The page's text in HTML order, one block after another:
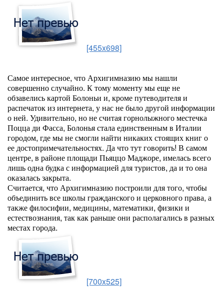
[455x698]
Самое интересное, что Архигимназию мы нашли
совершенно случайно. К тому моменту мы еще не
обзавелись картой Болоньи и, кроме путеводителя и
распечаток из интернета, у нас не было другой информации
о ней. Удивительно, но не считая горнолыжного местечка
Поцца ди Фасса, Болонья стала единственным в Италии
городом, где мы не смогли найти никаких стоящих книг о
ее достопримечательностях. Да что тут говорить! В самом
центре, в районе площади Пьяццо Маджоре, имелась всего
лишь одна будка с информацией для туристов, да и то она
оказалась закрыта.
Считается, что Архигимназию построили для того, чтобы
объединить все школы гражданского и церковного права, а
также филосифии, медицины, математики, физики и
естествознания, так как раньше они располагались в разных
местах города.
[700x525]